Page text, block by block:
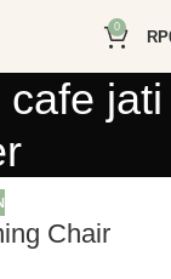
0
RP
jati
Chair